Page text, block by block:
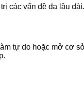
các vấn đề da lâu dài.
tự do hoặc mở cơ